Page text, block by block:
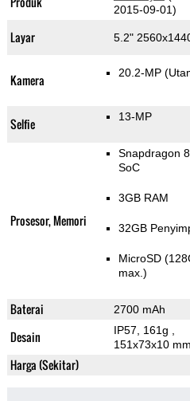
2015-09-01)
Layar 5.2"
Kamera 20.2-MP
Selfie 13-MP
Prosesor, Memori
Snapdragon
SoC
3GB RAM
32GB
MicroSD
max.)
Baterai 2700 mAh
Desain IP57, 161g
151x73x10 mm
Harga (Sekitar)